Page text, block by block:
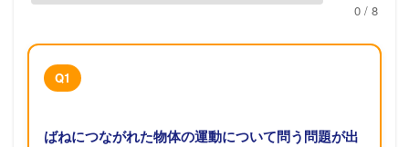
0 / 8
Q1
ばねにつながれた物体の運動について問う問題が出